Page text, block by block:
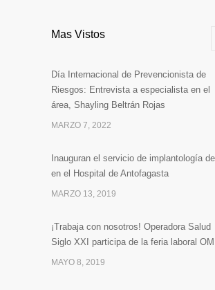
Mas Vistos
Día Internacional de Prevencionista de
Riesgos: Entrevista a especialista en el
área, Shayling Beltrán Rojas
MARZO 7, 2022
Inauguran el servicio de implantología
en el Hospital de Antofagasta
MARZO 13, 2019
¡Trabaja con nosotros! Operadora Salud
Siglo XXI participa de la feria laboral
MAYO 8, 2019